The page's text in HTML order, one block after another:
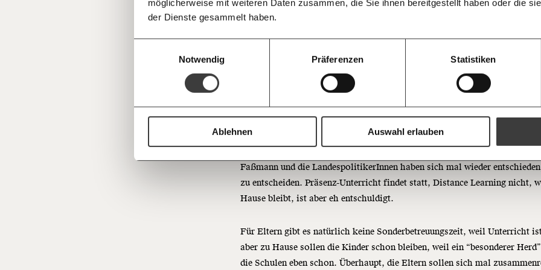
möglicherweise mit weiteren Daten zusammen, die Sie ihnen bereitgestellt haben oder die
der Dienste gesammelt haben.
Notwendig
Präferenzen Statistiken
Ablehnen Auswahl erlauben
Die Gute
Newsletter zu erhalten. Mehr
Datenschutz.
Deine Spende absetzen:Fragen und Antworten. Ich spende einmalig
100€
Ich möchte
Threads RSS
Bluesky
Corona stiehlt den Menschen die Arbeitsplätze. Fast 160 tausend Menschen
Mehr als 60.000 Kinder haben sich bisher mit Corona infiziert, Tendenz
Faßmann und die LandespolitikerInnen haben sich mal wieder
zu entscheiden. Präsenz-Unterricht findet statt, Distance Learning nicht,
Hause bleibt, ist aber eh entschuldigt.
Für Eltern gibt es natürlich keine Sonderbetreuungszeit, weil Unterricht
aber zu Hause sollen die Kinder schon bleiben, weil ein “besonderer
die Schulen eben schon. Überhaupt, die Eltern sollen sich mal